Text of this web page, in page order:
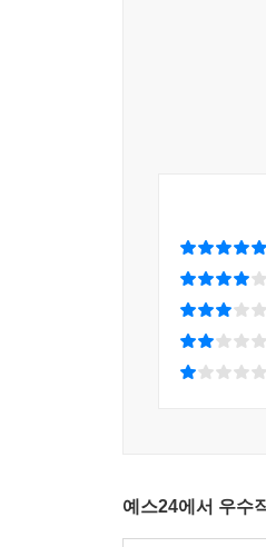
어떻게 이야기에
그간 여러 시리즈
몸담았던 하야타
예스24에서 우수